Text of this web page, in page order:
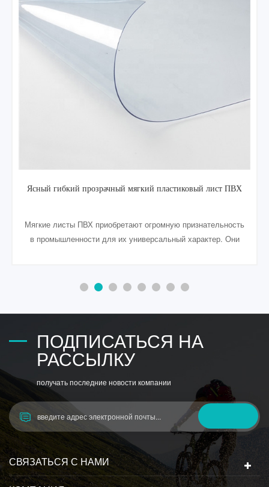
высококачественная электроника антистатическая черный
ps ESD поверхностно-проводящий пластиковый
блистерный лист, также называемый блистерным листом,
ПОДПИСАТЬСЯ НА
РАССЫЛКУ
получать последние новости компании
СВЯЗАТЬСЯ С НАМИ